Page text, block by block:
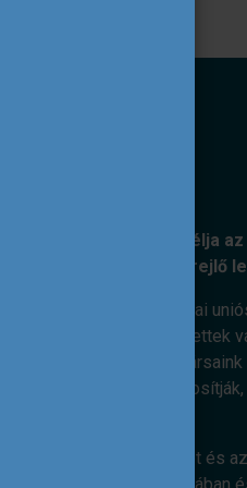
Közalapítvány kiemelt célja
együttműködéseiben rejlő
feladatunk az európai
célok mentén. Elkötelezettek
dolgoznak.
kapcsolatai
hogy az ifjúsági terület